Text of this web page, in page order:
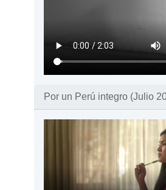
Por un Perú integro (Julio